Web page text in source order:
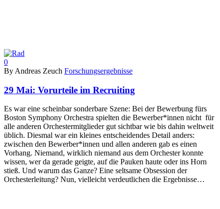
0
By Andreas Zeuch Forschungsergebnisse
29 Mai: Vorurteile im Recruiting
Es war eine scheinbar sonderbare Szene: Bei der Bewerbung fürs
Boston Symphony Orchestra spielten die Bewerber*innen nicht für
alle anderen Orchestermitglieder gut sichtbar wie bis dahin weltweit
üblich. Diesmal war ein kleines entscheidendes Detail anders:
zwischen den Bewerber*innen und allen anderen gab es einen
Vorhang. Niemand, wirklich niemand aus dem Orchester konnte
wissen, wer da gerade geigte, auf die Pauken haute oder ins Horn
stieß. Und warum das Ganze? Eine seltsame Obsession der
Orchesterleitung? Nun, vielleicht verdeutlichen die Ergebnisse…